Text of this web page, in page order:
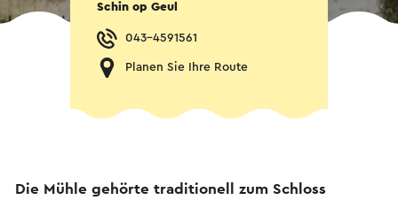
Schin op Geul
043-4591561
Planen Sie Ihre Route
Die Mühle gehörte traditionell zum Schloss